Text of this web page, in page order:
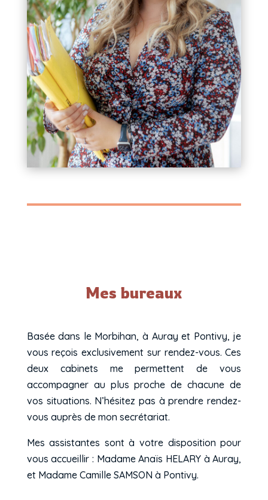
Mes bureaux
Basée dans le Morbihan, à Auray et Pontivy, je
vous reçois exclusivement sur rendez-vous. Ces
deux cabinets me permettent de vous
accompagner au plus proche de chacune de
vos situations. N’hésitez pas à prendre rendez-
vous auprès de mon secrétariat.
Mes assistantes sont à votre disposition pour
vous accueillir : Madame Anaïs HELARY à Auray,
et Madame Camille SAMSON à Pontivy.